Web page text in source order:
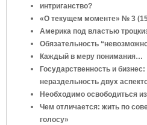
интриганство?
«О текущем моменте» № 3
Америка под властью
Обязательность
Каждый в меру понимания…
Государственность и
нераздельность двух
Необходимо освободиться
Чем отличается: жить по
голосу»